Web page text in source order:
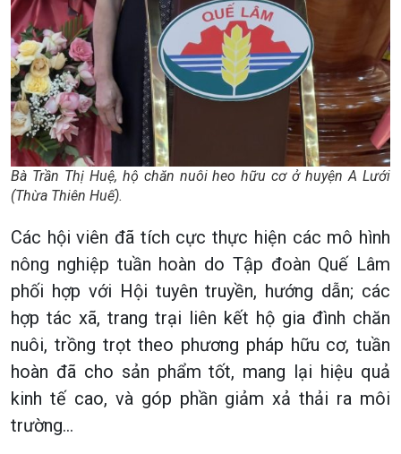
Bà Trần Thị Huệ, hộ chăn nuôi heo hữu cơ ở huyện A Lưới
(Thừa Thiên Huế).
Các hội viên đã tích cực thực hiện các mô hình
nông nghiệp tuần hoàn do Tập đoàn Quế Lâm
phối hợp với Hội tuyên truyền, hướng dẫn; các
hợp tác xã, trang trại liên kết hộ gia đình chăn
nuôi, trồng trọt theo phương pháp hữu cơ, tuần
hoàn đã cho sản phẩm tốt, mang lại hiệu quả
kinh tế cao, và góp phần giảm xả thải ra môi
trường…